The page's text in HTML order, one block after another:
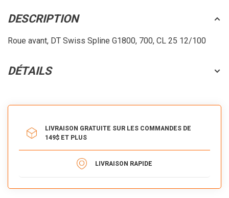
DESCRIPTION
Roue avant, DT Swiss Spline G1800, 700, CL 25 12/100
DÉTAILS
LIVRAISON GRATUITE SUR LES COMMANDES DE
149$ ET PLUS
LIVRAISON RAPIDE